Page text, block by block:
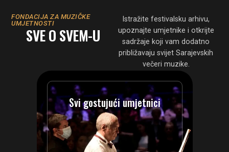
FONDACIJA ZA MUZIČKE
UMJETNOSTI
SVE O SVEM-U
Istražite festivalsku arhivu,
upoznajte umjetnike i otkrijte
sadržaje koji vam dodatno
približavaju svijet Sarajevskih
večeri muzike.
Svi gostujući umjetnici